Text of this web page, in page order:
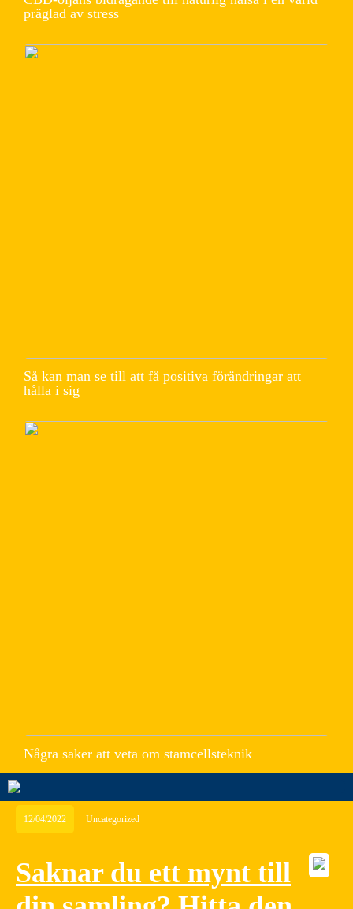
präglad av stress
Så kan man se till att få positiva förändringar att
hålla i sig
Några saker att veta om stamcellsteknik
12/04/2022 Uncategorized
Saknar du ett mynt till